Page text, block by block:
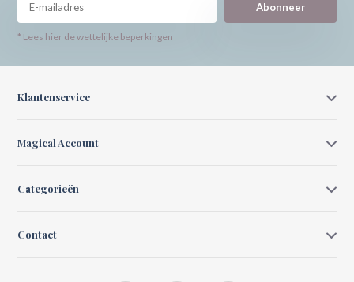
Abonneer
* Lees hier de wettelijke beperkingen
Klantenservice
Magical Account
Categorieën
Contact